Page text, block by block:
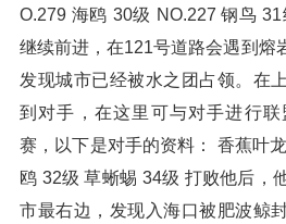
O.279 海鸥 30级 NO.227 钢鸟
继续前进，在121号道路会遇到熔
发现城市已经被水之团占领。在
到对手，在这里可与对手进行
赛，以下是对手的资料： 香蕉叶
鸥 32级 草蜥蜴 34级 打败他后，
市最右边，发现入海口被肥波鲸